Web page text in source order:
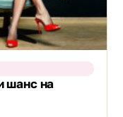
шанс на